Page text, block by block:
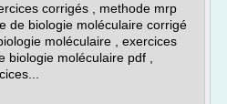
corrigés , methode mrp
de biologie moléculaire corrigé
moléculaire , exercices
moléculaire pdf ,